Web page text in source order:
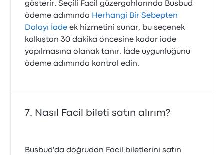
gösterir. Seçili Facil güzergahlarında Busbud
ödeme adımında Herhangi Bir Sebepten
Dolayı İade ek hizmetini sunar, bu seçenek
kalkıştan 30 dakika öncesine kadar iade
yapılmasına olanak tanır. İade uygunluğunu
ödeme adımında kontrol edin.
Nasıl Facil bileti satın alırım?
Busbud'da doğrudan Facil biletlerini satın